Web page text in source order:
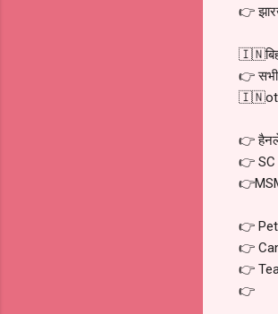
👉
👉 सभी
👉 हैनले
👉 SC
👉
👉
👉
👉